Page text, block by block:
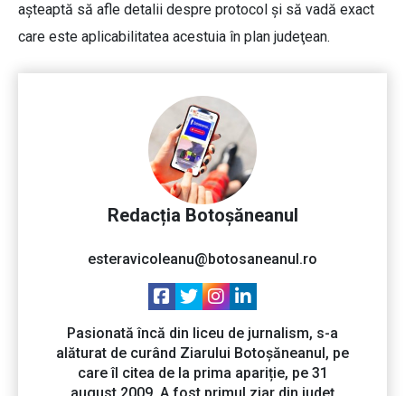
aşteaptă să afle detalii despre protocol şi să vadă exact
care este aplicabilitatea acestuia în plan judeţean.
Redacția Botoșăneanul
esteravicoleanu@botosaneanul.ro
Pasionată încă din liceu de jurnalism, s-a
alăturat de curând Ziarului Botoșăneanul, pe
care îl citea de la prima apariție, pe 31